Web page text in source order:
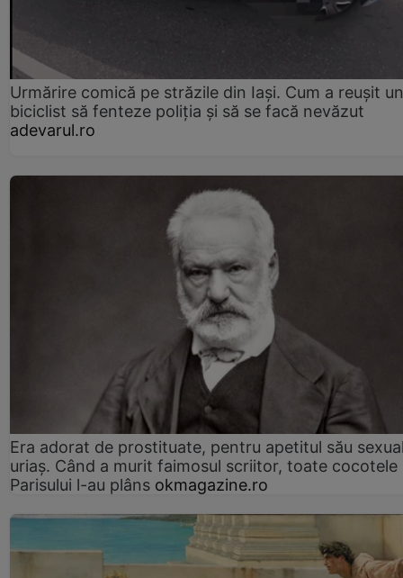
Urmărire comică pe străzile din Iași. Cum a reușit un
biciclist să fenteze poliția și să se facă nevăzut
adevarul.ro
Era adorat de prostituate, pentru apetitul său
uriaș. Când a murit faimosul scriitor, toate cocotele
Parisului l-au plâns okmagazine.ro